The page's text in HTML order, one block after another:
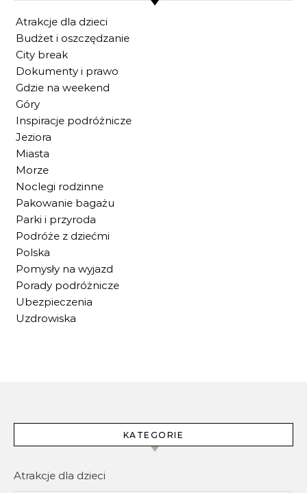
Atrakcje dla dzieci
Budżet i oszczędzanie
City break
Dokumenty i prawo
Gdzie na weekend
Góry
Inspiracje podróżnicze
Jeziora
Miasta
Morze
Noclegi rodzinne
Pakowanie bagażu
Parki i przyroda
Podróże z dziećmi
Polska
Pomysły na wyjazd
Porady podróżnicze
Ubezpieczenia
Uzdrowiska
KATEGORIE
Atrakcje dla dzieci